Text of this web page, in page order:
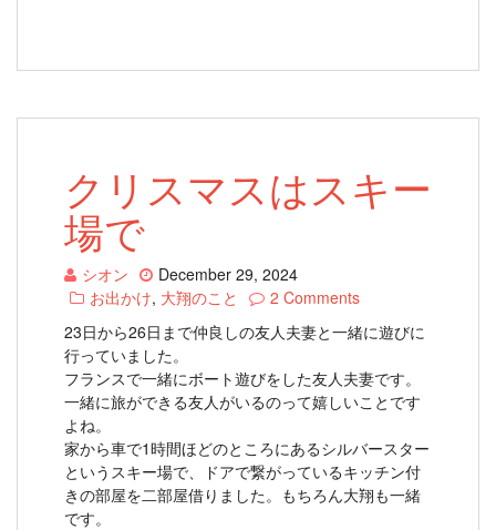
クリスマスはスキー
場で
シオン
December 29, 2024
お出かけ, 大翔のこと
2 Comments
23日から26日まで仲良しの友人夫妻と一緒に遊びに
行っていました。
フランスで一緒にボート遊びをした友人夫妻です。
一緒に旅ができる友人がいるのって嬉しいことです
よね。
家から車で1時間ほどのところにあるシルバースター
というスキー場で、ドアで繋がっているキッチン付
きの部屋を二部屋借りました。もちろん大翔も一緒
です。